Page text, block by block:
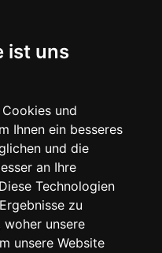
ist uns
und
Ihnen ein besseres
und die
an Ihre
Technologien
zu
woher unsere
unsere Website